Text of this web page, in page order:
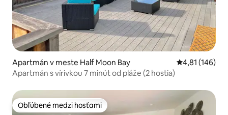
Apartmán v meste Half Moon Bay Priemerné
4,81 (146)
Apartmán s vírivkou 7 minút od pláže (2 hostia)
Obľúbené medzi hosťami
Obľúbené medzi hosťami